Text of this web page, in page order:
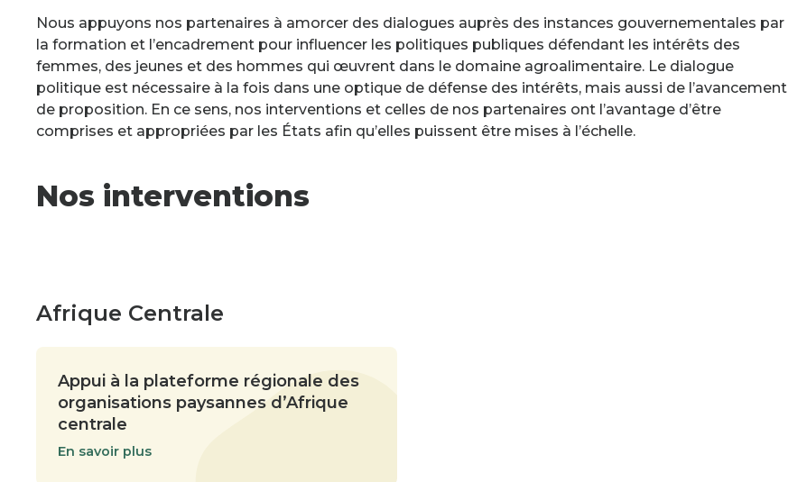
Nous appuyons nos partenaires à amorcer des dialogues auprès des instances gouvernementales par
la formation et l’encadrement pour influencer les politiques publiques défendant les intérêts des
femmes, des jeunes et des hommes qui œuvrent dans le domaine agroalimentaire. Le dialogue
politique est nécessaire à la fois dans une optique de défense des intérêts, mais aussi de l’avancement
de proposition. En ce sens, nos interventions et celles de nos partenaires ont l’avantage d’être
comprises et appropriées par les États afin qu’elles puissent être mises à l’échelle.
Nos interventions
Afrique Centrale
Appui à la plateforme régionale des
organisations paysannes d’Afrique
centrale
En savoir plus